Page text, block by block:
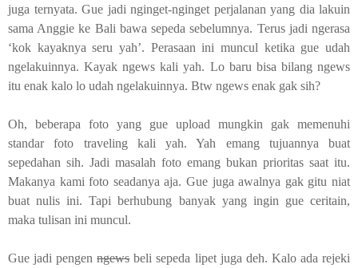
juga ternyata. Gue jadi nginget-nginget perjalanan yang dia lakuin
sama Anggie ke Bali bawa sepeda sebelumnya. Terus jadi ngerasa
‘kok kayaknya seru yah’. Perasaan ini muncul ketika gue udah
ngelakuinnya. Kayak ngews kali yah. Lo baru bisa bilang ngews
itu enak kalo lo udah ngelakuinnya. Btw ngews enak gak sih?
Oh, beberapa foto yang gue upload mungkin gak memenuhi
standar foto traveling kali yah. Yah emang tujuannya buat
sepedahan sih. Jadi masalah foto emang bukan prioritas saat itu.
Makanya kami foto seadanya aja. Gue juga awalnya gak gitu niat
buat nulis ini. Tapi berhubung banyak yang ingin gue ceritain,
maka tulisan ini muncul.
Gue jadi pengenngewsbeli sepeda lipet juga deh. Kalo ada rejeki